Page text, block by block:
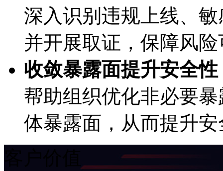
深入识别违规上线、
并开展取证，保障风
收敛暴露面提升安全性
帮助组织优化非必要暴
体暴露面，从而提升